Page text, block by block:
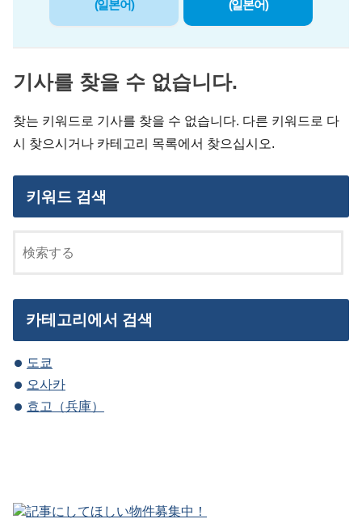
(일본어)
(일본어)
기사를 찾을 수 없습니다.
찾는 키워드로 기사를 찾을 수 없습니다. 다른 키워드로 다
시 찾으시거나 카테고리 목록에서 찾으십시오.
키워드 검색
카테고리에서 검색
도쿄
오사카
효고（兵庫）